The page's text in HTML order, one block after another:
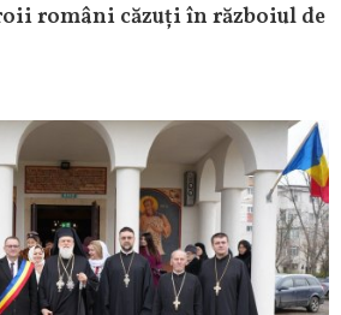
români căzuți în războiul de